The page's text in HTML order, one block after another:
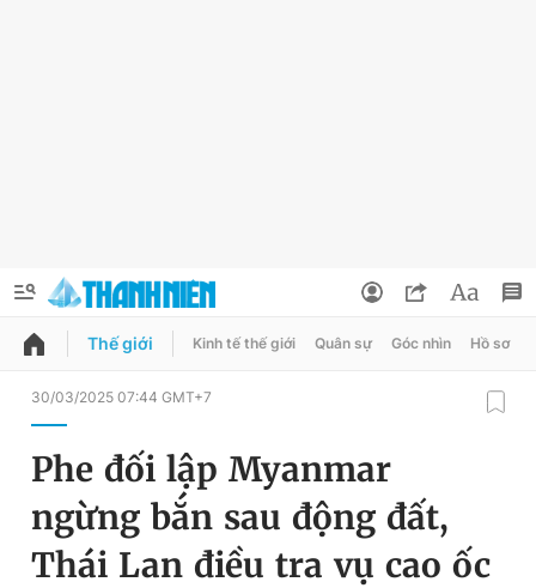
QUẢNG CÁO
Chuyên mục
Chuyên mục khác
Đổi mật khẩu
Tin đã lưu
Thế giới Kinh tế thế giới Quân sự Góc nhìn Hồ sơ
30/03/2025 07:44 GMT+7
Phe đối lập Myanmar
ngừng bắn sau động đất,
Thái Lan điều tra vụ cao ốc